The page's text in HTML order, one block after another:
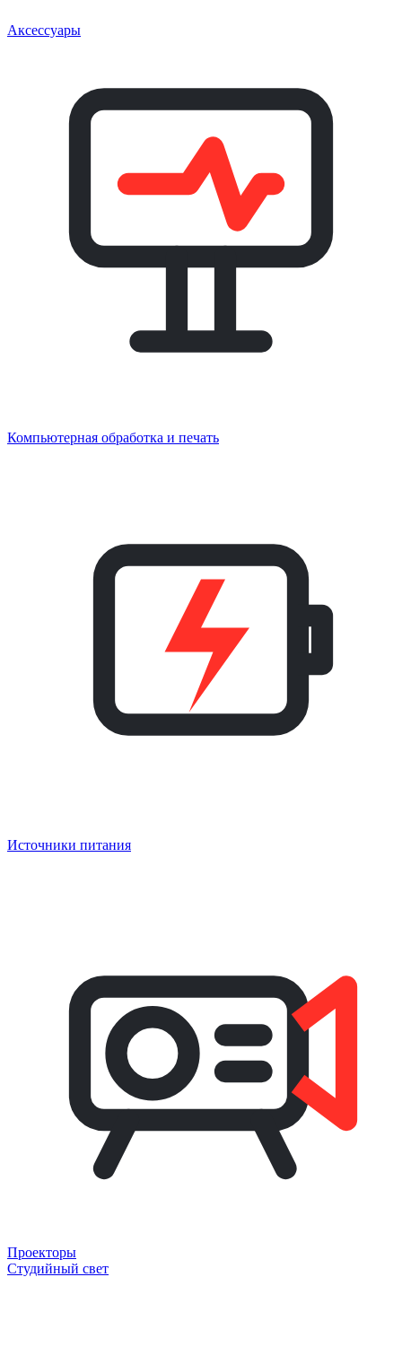
Аксессуары
Компьютерная обработка и печать
Источники питания
Проекторы
Студийный свет